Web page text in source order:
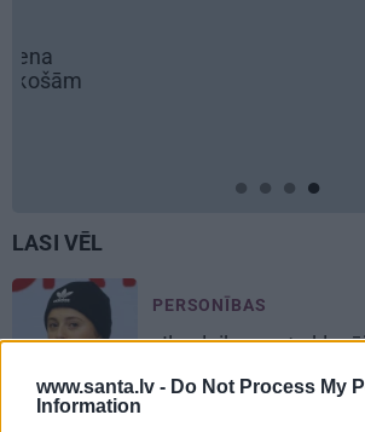
www.santa.lv - Do Not Process My
Information
LASI VĒL
PERSONĪBAS
«Ilgu laiku par to
beidzot atbild uz
svaru